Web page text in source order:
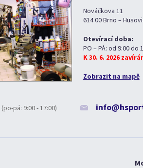
Nováčkova 11
614 00 Brno –
Otevírací doba:
PO – PÁ: od 9:00 do
K 30. 6. 2026
Zobrazit na mapě
(po-pá: 9:00 - 17:00)